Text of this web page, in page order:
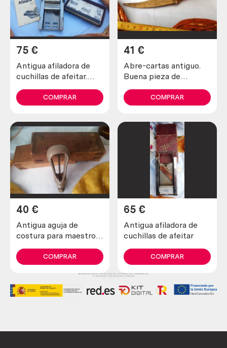
Antigua afiladora de
cuchillas de afeitar.
75 €
COMPRAR
Abre-cartas antiguo.
Buena pieza de
41 €
COMPRAR
Antigua aguja de
costura para maestros
Años 30
40 €
COMPRAR
Antigua afiladora de
cuchillas de afeitar
65 €
COMPRAR